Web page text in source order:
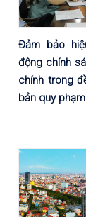
Đảm bảo
động chính
chính trong
bản quy